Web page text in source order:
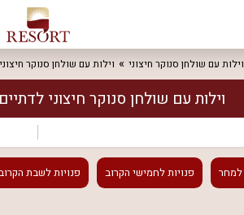
וילות עם שולחן סנוקר חיצוני וילות עם שולחן סנוקר
וילות עם שולחן סנוקר חיצוני
למחר פנויותלחמישי הקרוב פנויותלשבת